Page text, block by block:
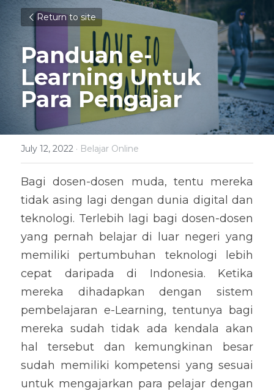
Return to site
Panduan e-
Learning Untuk
Para Pengajar
July 12, 2022 · Belajar Online
Bagi dosen-dosen muda, tentu mereka
tidak asing lagi dengan dunia digital dan
teknologi. Terlebih lagi bagi dosen-dosen
yang pernah belajar di luar negeri yang
memiliki pertumbuhan teknologi lebih
cepat daripada di Indonesia. Ketika
mereka dihadapkan dengan sistem
pembelajaran e-Learning, tentunya bagi
mereka sudah tidak ada kendala akan
hal tersebut dan kemungkinan besar
sudah memiliki kompetensi yang sesuai
untuk mengajarkan para pelajar dengan